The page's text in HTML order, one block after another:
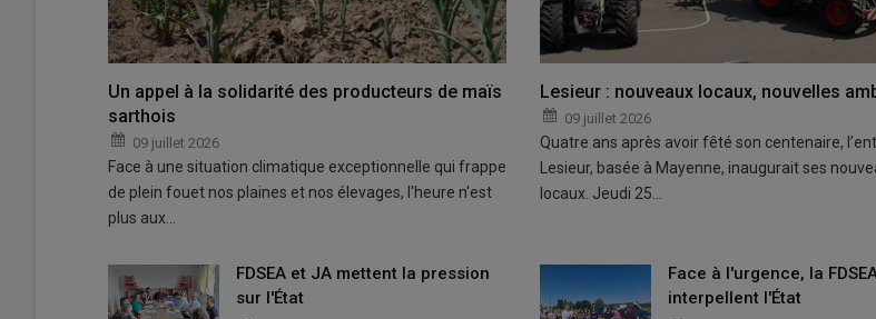
Un appel à la solidarité des producteurs de maïs
sarthois
09 juillet 2026
Face à une situation climatique exceptionnelle qui frappe
de plein fouet nos plaines et nos élevages, l'heure n'est
plus aux…
Lesieur : nouveaux locaux, nouvelles
09 juillet 2026
Quatre ans après avoir fêté son centenaire,
Lesieur, basée à Mayenne, inaugurait ses
locaux. Jeudi 25…
FDSEA et JA mettent la pression
sur l'État
Face à l'urgence, la
interpellent l'État